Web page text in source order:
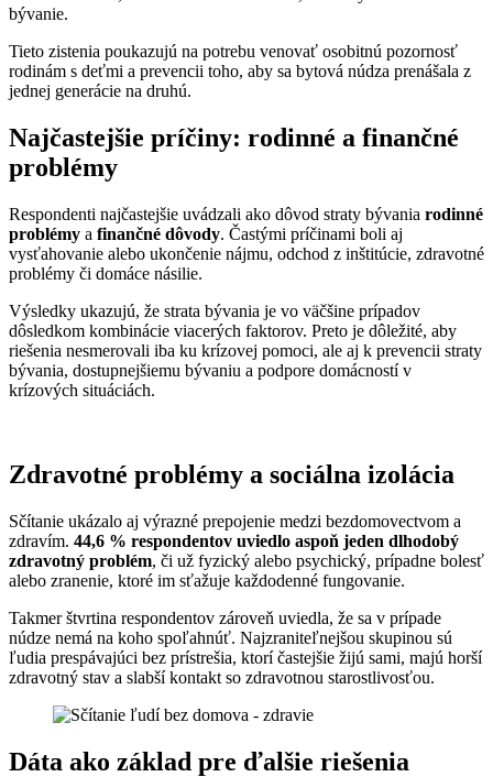
bývanie.
Tieto zistenia poukazujú na potrebu venovať osobitnú pozornosť
rodinám s deťmi a prevencii toho, aby sa bytová núdza prenášala z
jednej generácie na druhú.
Najčastejšie príčiny: rodinné a finančné
problémy
Respondenti najčastejšie uvádzali ako dôvod straty bývania rodinné
problémy a finančné dôvody. Častými príčinami boli aj
vysťahovanie alebo ukončenie nájmu, odchod z inštitúcie, zdravotné
problémy či domáce násilie.
Výsledky ukazujú, že strata bývania je vo väčšine prípadov
dôsledkom kombinácie viacerých faktorov. Preto je dôležité, aby
riešenia nesmerovali iba ku krízovej pomoci, ale aj k prevencii straty
bývania, dostupnejšiemu bývaniu a podpore domácností v
krízových situáciách.
Zdravotné problémy a sociálna izolácia
Sčítanie ukázalo aj výrazné prepojenie medzi bezdomovectvom a
zdravím. 44,6 % respondentov uviedlo aspoň jeden dlhodobý
zdravotný problém, či už fyzický alebo psychický, prípadne bolesť
alebo zranenie, ktoré im sťažuje každodenné fungovanie.
Takmer štvrtina respondentov zároveň uviedla, že sa v prípade
núdze nemá na koho spoľahnúť. Najzraniteľnejšou skupinou sú
ľudia prespávajúci bez prístrešia, ktorí častejšie žijú sami, majú horší
zdravotný stav a slabší kontakt so zdravotnou starostlivosťou.
Dáta ako základ pre ďalšie riešenia